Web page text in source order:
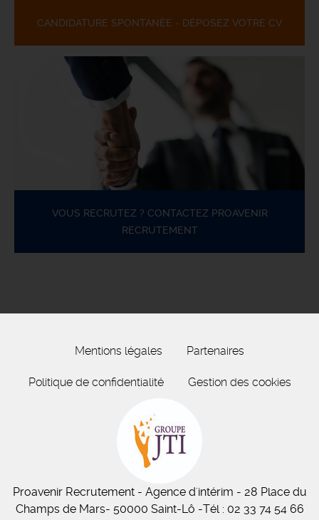
CANDIDATURE SPONTANÉE - DÉPOSEZ VOTRE CV
VOUS RECRUTEZ ? CONTACTEZ PROAVENIR
RECRUTEMENT
Mentions légales Partenaires
Politique de confidentialité Gestion des cookies
Proavenir Recrutement - Agence d'intérim - 28 Place du
Champs de Mars- 50000 Saint-Lô -Tél : 02 33 74 54 66